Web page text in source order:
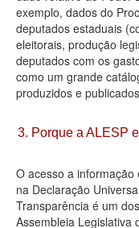
Perguntas frequentes
Contato
exemplo, dados do
deputados estaduais
eleitorais, produção
deputados com os
como um grande
produzidos e
3. Porque a ALESP
O acesso a
na Declaração
Transparência é um
Assembleia Legislativa